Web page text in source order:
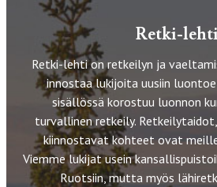
Retki-lehti
Retki-lehti on retkeilyn ja
innostaa lukijoita uusiin
sisällössä korostuu luonnon
turvallinen retkeily.
kiinnostavat kohteet ovat
Viemme lukijat usein
Ruotsiin, mutta myös